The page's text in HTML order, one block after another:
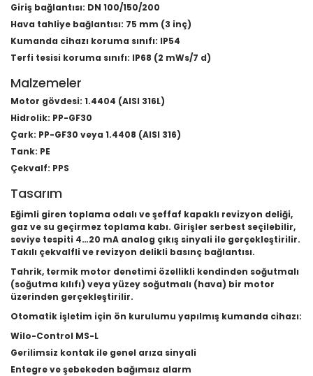
Giriş bağlantısı: DN 100/150/200
Hava tahliye bağlantısı: 75 mm (3 inç)
Kumanda cihazı koruma sınıfı: IP54
Terfi tesisi koruma sınıfı: IP68 (2 mWs/7 d)
Malzemeler
Motor gövdesi: 1.4404 (AISI 316L)
Hidrolik: PP-GF30
Çark: PP-GF30 veya 1.4408 (AISI 316)
Tank: PE
Çekvalf: PPS
Tasarım
Eğimli giren toplama odalı ve şeffaf kapaklı revizyon deliği,
gaz ve su geçirmez toplama kabı. Girişler serbest seçilebilir,
seviye tespiti 4…20 mA analog çıkış sinyali ile gerçekleştirilir.
Takılı çekvalfli ve revizyon delikli basınç bağlantısı.
Tahrik, termik motor denetimi özellikli kendinden soğutmalı
(soğutma kılıfı) veya yüzey soğutmalı (hava) bir motor
üzerinden gerçekleştirilir.
Otomatik işletim için ön kurulumu yapılmış kumanda cihazı:
Wilo-Control MS-L
Gerilimsiz kontak ile genel arıza sinyali
Entegre ve şebekeden bağımsız alarm